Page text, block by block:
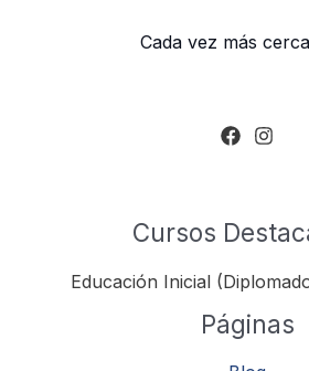
Cada vez más
Cursos
Educación Inicial
Páginas